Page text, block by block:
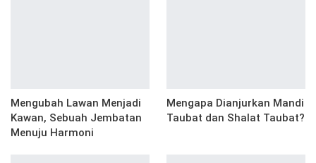
Mengubah Lawan Menjadi
Kawan, Sebuah Jembatan
Menuju Harmoni
Mengapa Dianjurkan Mandi
Taubat dan Shalat Taubat?